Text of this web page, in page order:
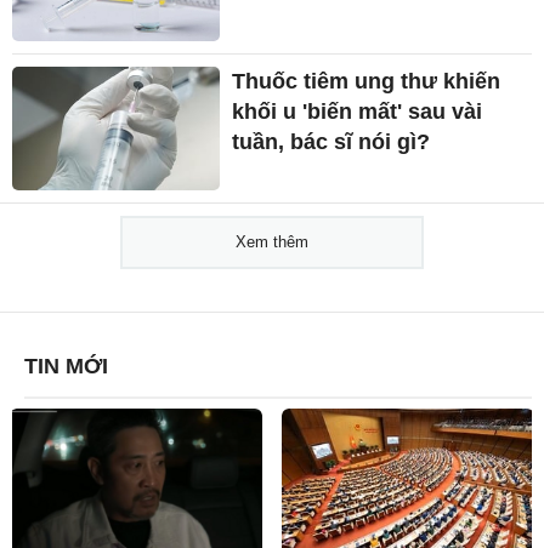
Thuốc tiêm ung thư khiến
khối u 'biến mất' sau vài
tuần, bác sĩ nói gì?
Xem thêm
TIN MỚI